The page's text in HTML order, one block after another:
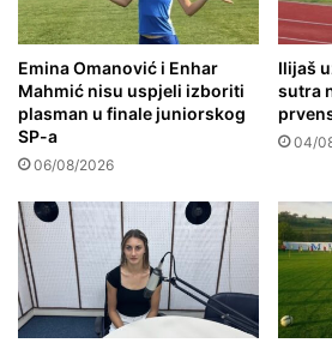
Emina Omanović i Enhar
Mahmić nisu uspjeli izboriti
plasman u finale juniorskog
SP-a
06/08/2026
Ilijaš
sutra
04/